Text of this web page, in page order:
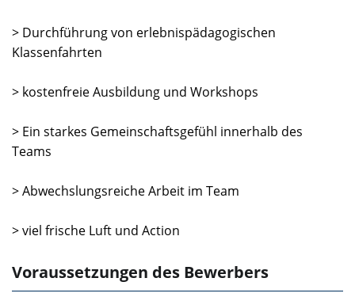
> Durchführung von erlebnispädagogischen
Klassenfahrten
> kostenfreie Ausbildung und Workshops
> Ein starkes Gemeinschaftsgefühl innerhalb des
Teams
> Abwechslungsreiche Arbeit im Team
> viel frische Luft und Action
Voraussetzungen des Bewerbers